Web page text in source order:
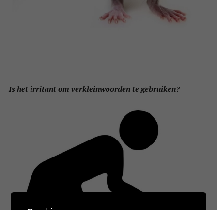
Is het irritant om verkleinwoorden te gebruiken?